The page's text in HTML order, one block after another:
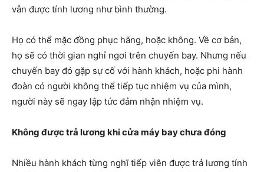
vẫn được tính lương như bình thường.
Họ có thể mặc đồng phục hãng, hoặc không. Về cơ bản,
họ sẽ có thời gian nghỉ ngơi trên chuyến bay. Nhưng nếu
chuyến bay đó gặp sự cố với hành khách, hoặc phi hành
đoàn có người không thể tiếp tục nhiệm vụ của mình,
người này sẽ ngay lập tức đảm nhận nhiệm vụ.
Không được trả lương khi cửa máy bay chưa đóng
Nhiều hành khách từng nghĩ tiếp viên được trả lương tính